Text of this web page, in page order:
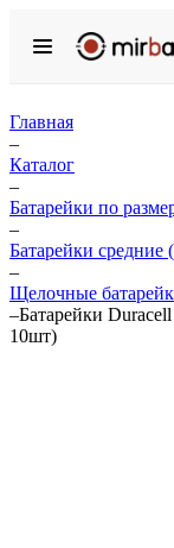
Главная
–
Каталог
–
Батарейки по
–
Батарейки средние
–
Щелочные
–Батарейки
10шт)